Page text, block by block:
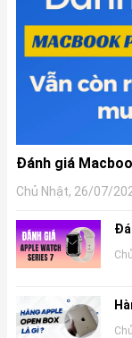
Đánh giá
Chủ Nhật, 26/07/